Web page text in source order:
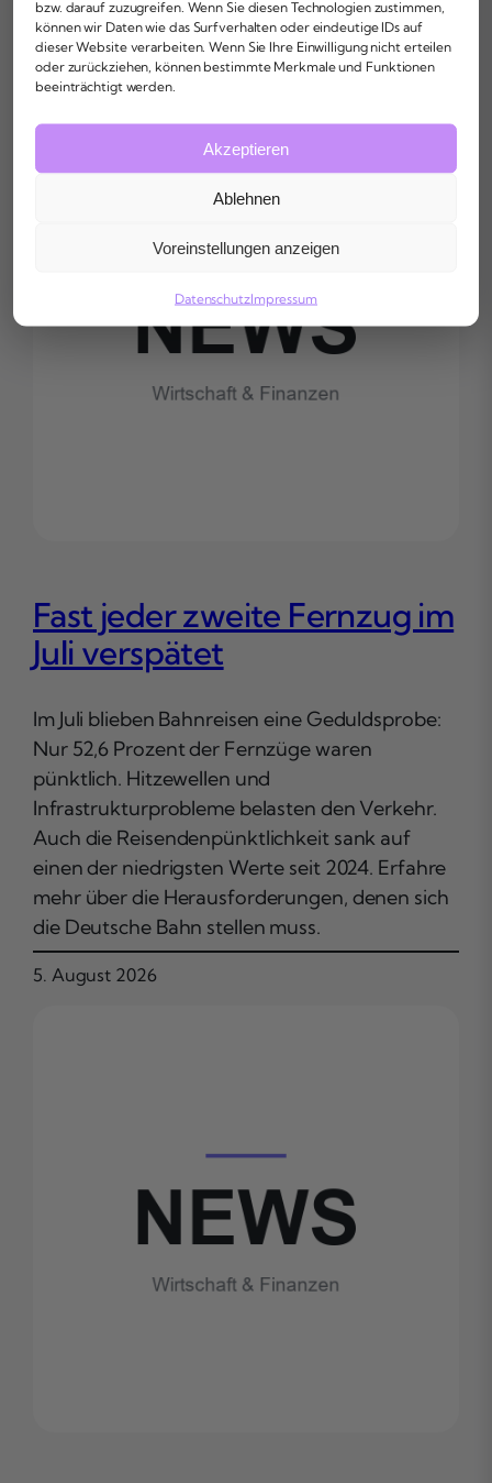
bzw. darauf zuzugreifen. Wenn Sie diesen Technologien zustimmen,
können wir Daten wie das Surfverhalten oder eindeutige IDs auf
dieser Website verarbeiten. Wenn Sie Ihre Einwilligung nicht erteilen
oder zurückziehen, können bestimmte Merkmale und Funktionen
beeinträchtigt werden.
Akzeptieren
Ablehnen
Voreinstellungen anzeigen
DatenschutzImpressum
Bleib bei den aktuellen Wirtschafts- und
Finanznachrichten
Fast jeder zweite Fernzug im
Juli verspätet
Im Juli blieben Bahnreisen eine Geduldsprobe:
Nur 52,6 Prozent der Fernzüge waren
pünktlich. Hitzewellen und
Infrastrukturprobleme belasten den Verkehr.
Auch die Reisendenpünktlichkeit sank auf
einen der niedrigsten Werte seit 2024. Erfahre
mehr über die Herausforderungen, denen sich
die Deutsche Bahn stellen muss.
5. August 2026